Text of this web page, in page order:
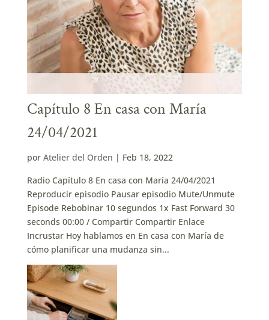
Capítulo 8 En casa con María
24/04/2021
por Atelier del Orden | Feb 18, 2022
Radio Capítulo 8 En casa con María 24/04/2021
Reproducir episodio Pausar episodio Mute/Unmute
Episode Rebobinar 10 segundos 1x Fast Forward 30
seconds 00:00 / Compartir Compartir Enlace
Incrustar Hoy hablamos en En casa con María de
cómo planificar una mudanza sin...